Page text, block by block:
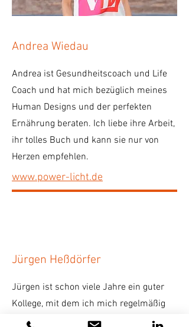
Andrea Wiedau
Andrea ist Gesundheitscoach und Life
Coach und hat mich bezüglich meines
Human Designs und der perfekten
Ernährung beraten. Ich liebe ihre Arbeit,
ihr tolles Buch und kann sie nur von
Herzen empfehlen.
www.power-licht.de
Jürgen Heßdörfer
Jürgen ist schon viele Jahre ein guter
Kollege, mit dem ich mich regelmäßig
inhaltlich austausche.